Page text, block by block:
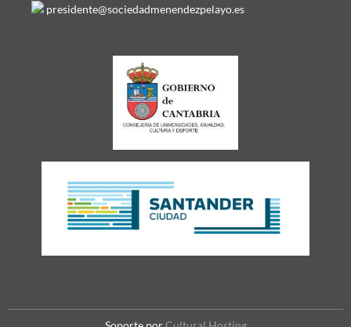
presidente@sociedadmenendezpelayo.es